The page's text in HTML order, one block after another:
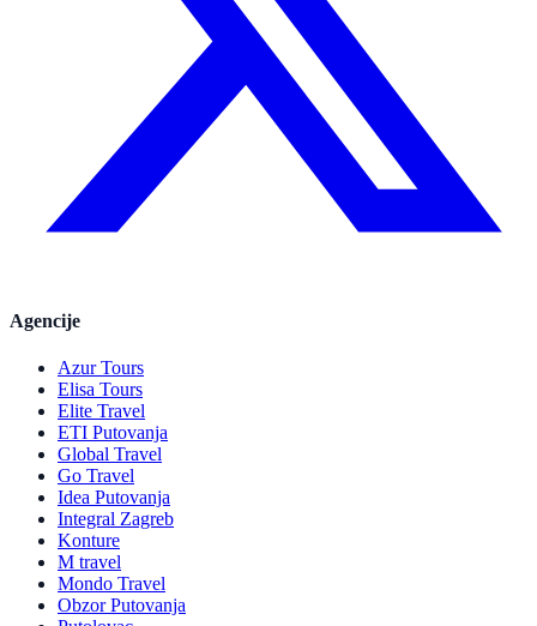
Agencije
Azur Tours
Elisa Tours
Elite Travel
ETI Putovanja
Global Travel
Go Travel
Idea Putovanja
Integral Zagreb
Konture
M travel
Mondo Travel
Obzor Putovanja